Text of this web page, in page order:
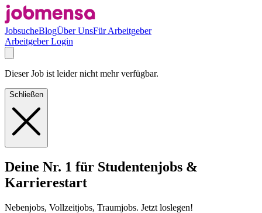
JobsucheBlogÜber UnsFür Arbeitgeber
Arbeitgeber Login
Dieser Job ist leider nicht mehr verfügbar.
Schließen
Deine Nr. 1 für Studentenjobs &
Karrierestart
Nebenjobs, Vollzeitjobs, Traumjobs. Jetzt loslegen!